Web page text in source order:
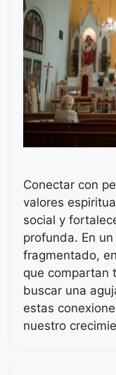
Conectar con
valores
social y
profunda. En
fragmentado,
que compartan
buscar una
estas
nuestro